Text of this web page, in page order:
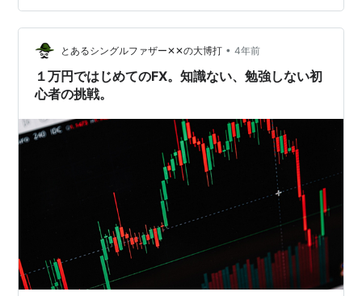
口（レシートの金額は複数枚の合算可、複数店舗での購
入の合算可）とし、専用応募封筒、または市販の封筒に
封入、もしくはハガキに貼付し、必要事項［①住所②名
前（フリガナ）③電…
とあるシングルファザー✕✕の大博打 • 4年前
１万円ではじめてのFX。知識ない、勉強しない初
心者の挑戦。